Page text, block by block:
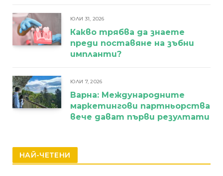
ЮЛИ 31, 2026
Какво трябва да знаете
преди поставяне на зъбни
импланти?
ЮЛИ 7, 2026
Варна: Международните
маркетингови партньорства
вече дават първи резултати
НАЙ-ЧЕТЕНИ